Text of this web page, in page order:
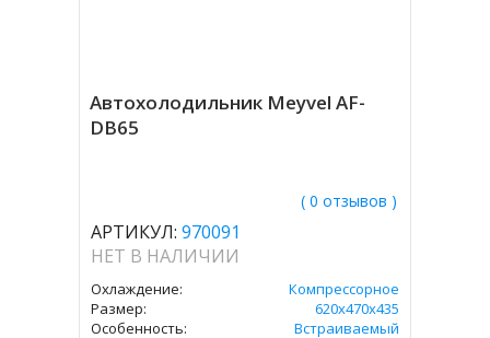
Автохолодильник Meyvel AF-
DB65
( 0 отзывов )
АРТИКУЛ: 970091
НЕТ В НАЛИЧИИ
Охлаждение:
Компрессорное
Размер:
620х470х435
Особенность:
Встраиваемый